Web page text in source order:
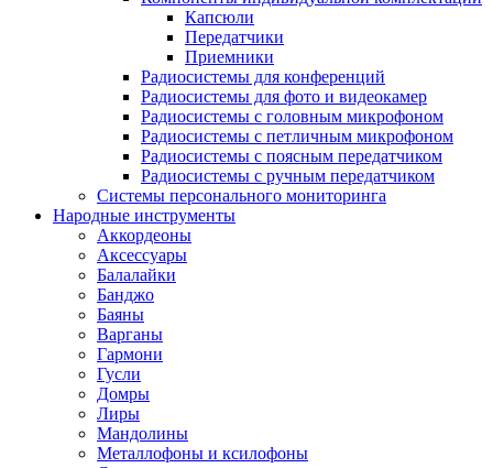
Капсюли
Передатчики
Приемники
Радиосистемы для конференций
Радиосистемы для фото и видеокамер
Радиосистемы с головным микрофоном
Радиосистемы с петличным микрофоном
Радиосистемы с поясным передатчиком
Радиосистемы с ручным передатчиком
Системы персонального мониторинга
Народные инструменты
Аккордеоны
Аксессуары
Балалайки
Банджо
Баяны
Варганы
Гармони
Гусли
Домры
Лиры
Мандолины
Металлофоны и ксилофоны